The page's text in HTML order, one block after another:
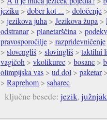
jeziku > dober kot ... > določenje
> jezikova juha > Jezikova župa >
odstranar> planetarščina >
pravosporočilje > razpridevničenje
> slovengliš > slovingliš > taktilni
vagičoh > vkolikurec > bosanc >
olimpijska vas > ud dol > paketar
> Raprehom > saharec
ključne besede: jezik,južnjak